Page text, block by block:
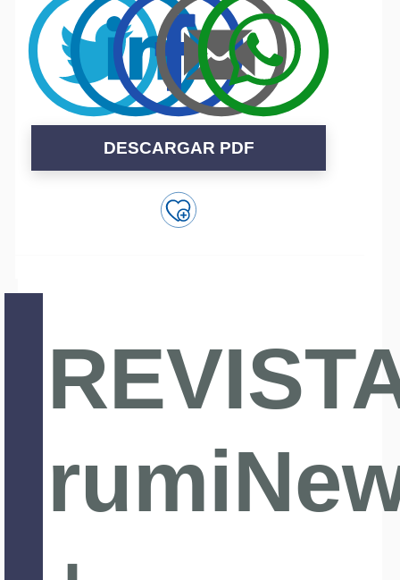
DESCARGAR PDF